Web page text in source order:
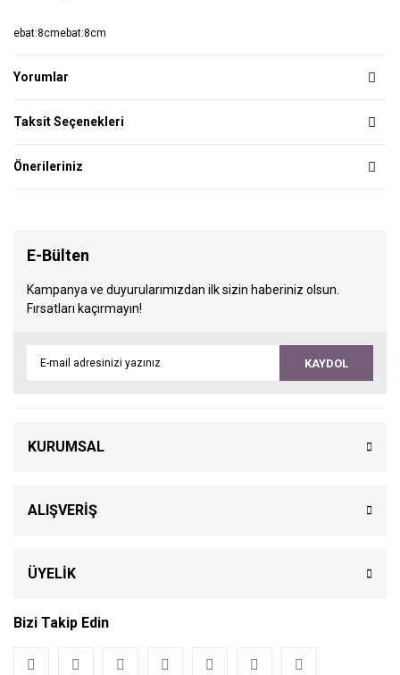
ebat:8cmebat:8cm
Yorumlar
Taksit Seçenekleri
Önerileriniz
E-Bülten
Kampanya ve duyurularımızdan ilk sizin haberiniz olsun.
Fırsatları kaçırmayın!
KAYDOL
KURUMSAL
ALIŞVERİŞ
ÜYELİK
Bizi Takip Edin